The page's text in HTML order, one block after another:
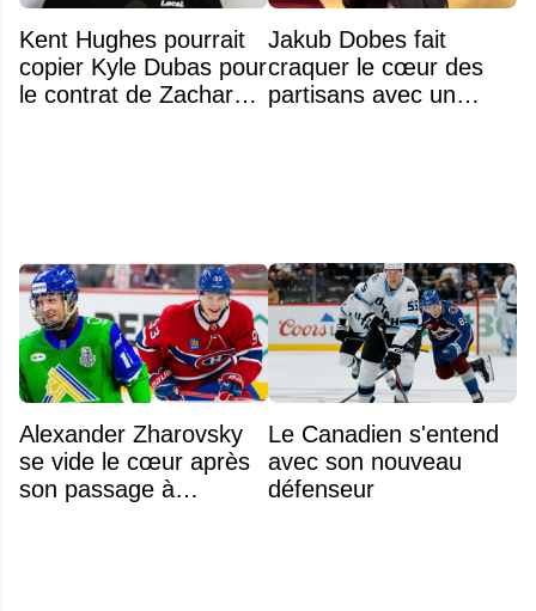
Kent Hughes pourrait
copier Kyle Dubas pour
le contrat de Zachary
Jakub Dobes fait
craquer le cœur des
partisans avec un
Alexander Zharovsky
se vide le cœur après
son passage à
Le Canadien s'entend
avec son nouveau
défenseur